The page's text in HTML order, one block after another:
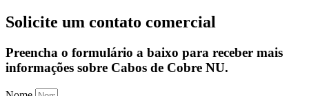
Solicite um contato comercial
Preencha o formulário a baixo para receber mais
informações sobre Cabos de Cobre NU.